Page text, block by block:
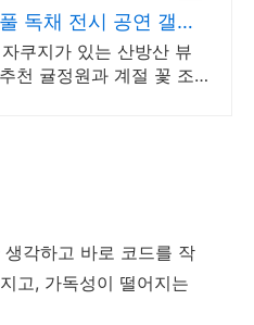
독채 전시 공연 갤러
쿠지가 있는 산방산 뷰
천 귤정원과 계절 꽃 조
각하고 바로 코드를 작
고, 가독성이 떨어지는